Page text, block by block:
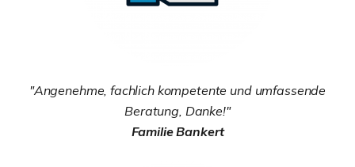
"Angenehme, fachlich kompetente und umfassende
Beratung, Danke!"
Familie Bankert